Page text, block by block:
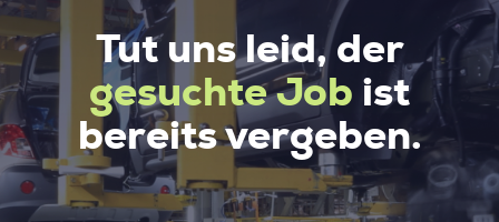
Tut uns leid, der
gesuchte Job ist
bereits vergeben.